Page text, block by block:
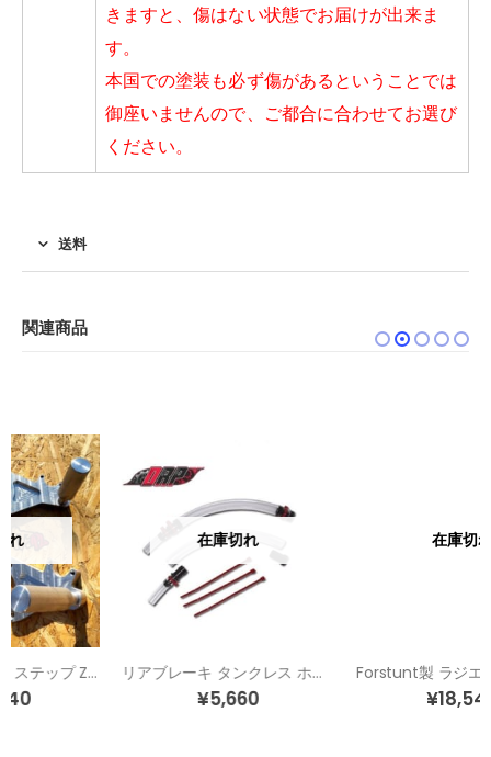
きますと、傷はない状態でお届けが出来ま
す。
本国での塗装も必ず傷があるということでは
御座いませんので、ご都合に合わせてお選び
ください。
送料
関連商品
在庫切れ
リアブレーキ タンクレス ホースキット Forstunt製 ラジエターケージ ZX-6R(05-06)